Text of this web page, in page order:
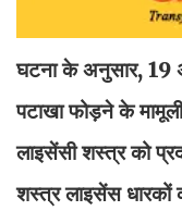
घटना के अनुसार, 19
पटाखा फोड़ने के
लाइसेंसी शस्त्र को
शस्त्र लाइसेंस धारकों